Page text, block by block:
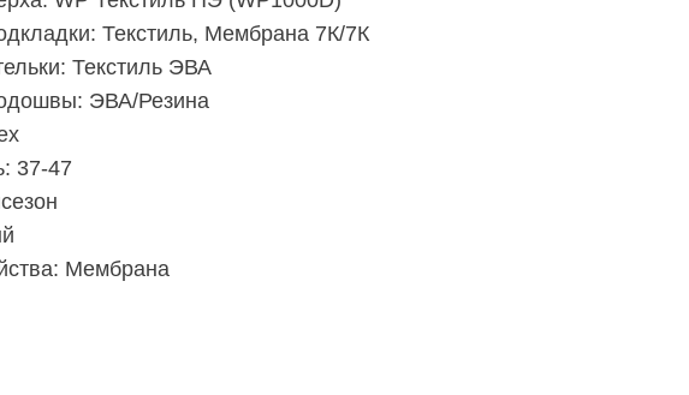
Текстиль, Мембрана 7К/7К
Текстиль ЭВА
ЭВА/Резина
37-47
Мембрана